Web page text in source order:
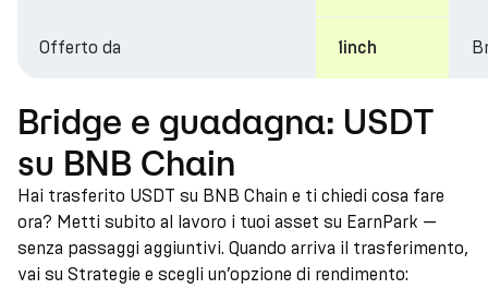
Offerto da 1inch
Bridge e guadagna: USDT
su BNB Chain
Hai trasferito USDT su BNB Chain e ti chiedi cosa fare
ora? Metti subito al lavoro i tuoi asset su EarnPark —
senza passaggi aggiuntivi. Quando arriva il trasferimento,
vai su Strategie e scegli un’opzione di rendimento: